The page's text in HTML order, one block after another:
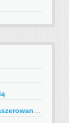
papryczki